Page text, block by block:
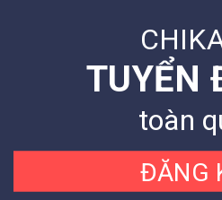
TUYỂN
toàn
ĐĂNG